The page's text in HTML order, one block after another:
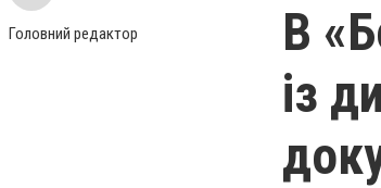
Головний редактор
В
із